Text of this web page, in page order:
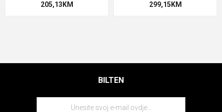
205,13KM 299,15KM
BILTEN